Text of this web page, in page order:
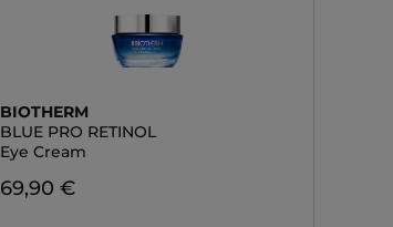
BIOTHERM
BLUE PRO RETINOL
Eye Cream
69,90 €